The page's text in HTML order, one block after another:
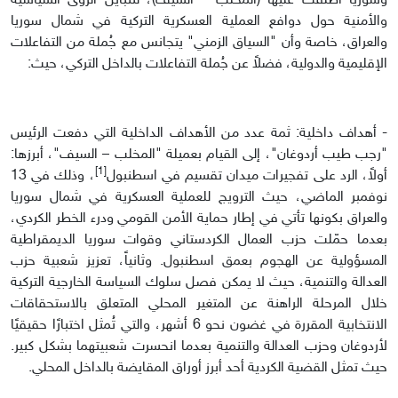
والأمنية حول دوافع العملية العسكرية التركية في شمال سوريا
والعراق، خاصة وأن "السياق الزمني" يتجانس مع جُملة من التفاعلات
الإقليمية والدولية، فضلاً عن جُملة التفاعلات بالداخل التركي، حيث:
- أهداف داخلية: ثمة عدد من الأهداف الداخلية التي دفعت الرئيس
"رجب طيب أردوغان"، إلى القيام بعميلة "المخلب – السيف"، أبرزها:
أولاً، الرد على تفجيرات ميدان تقسيم في اسطنبول
، وذلك في 13
نوفمبر الماضي، حيث الترويج للعملية العسكرية في شمال سوريا
والعراق بكونها تأتي في إطار حماية الأمن القومي ودرء الخطر الكردي،
بعدما حمّلت حزب العمال الكردستاني وقوات سوريا الديمقراطية
المسؤولية عن الهجوم بعمق اسطنبول. وثانياً، تعزيز شعبية حزب
العدالة والتنمية، حيث لا يمكن فصل سلوك السياسة الخارجية التركية
خلال المرحلة الراهنة عن المتغير المحلي المتعلق بالاستحقاقات
الانتخابية المقررة في غضون نحو 6 أشهر، والتي تُمثل اختبارًا حقيقيًا
لأردوغان وحزب العدالة والتنمية بعدما انحسرت شعبيتهما بشكل كبير.
حيث تمثل القضية الكردية أحد أبرز أوراق المقايضة بالداخل المحلي.